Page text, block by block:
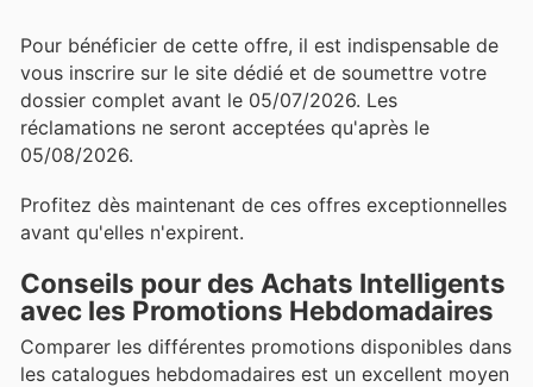
Pour bénéficier de cette offre, il est indispensable de
vous inscrire sur le site dédié et de soumettre votre
dossier complet avant le 05/07/2026. Les
réclamations ne seront acceptées qu'après le
05/08/2026.
Profitez dès maintenant de ces offres exceptionnelles
avant qu'elles n'expirent.
Conseils pour des Achats Intelligents
avec les Promotions Hebdomadaires
Comparer les différentes promotions disponibles dans
les catalogues hebdomadaires est un excellent moyen